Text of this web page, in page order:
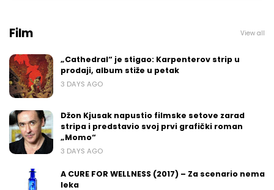
Film View all
„Cathedral“ je stigao: Karpenterov strip u
prodaji, album stiže u petak
3 DAYS AGO
Džon Kjusak napustio filmske setove zarad
stripa i predstavio svoj prvi grafički roman
„Momo“
3 DAYS AGO
A CURE FOR WELLNESS (2017) – Za scenario nema
leka